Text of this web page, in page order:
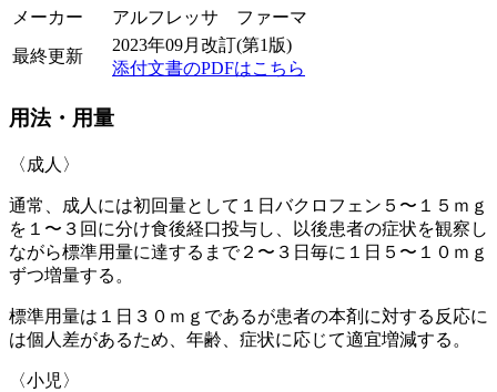
メーカー
アルフレッサ ファーマ
最終更新
2023年09月改訂(第1版)
添付文書のPDFはこちら
用法・用量
〈成人〉
通常、成人には初回量として１日バクロフェン５〜１５ｍｇ
を１〜３回に分け食後経口投与し、以後患者の症状を観察し
ながら標準用量に達するまで２〜３日毎に１日５〜１０ｍｇ
ずつ増量する。
標準用量は１日３０ｍｇであるが患者の本剤に対する反応に
は個人差があるため、年齢、症状に応じて適宜増減する。
〈小児〉